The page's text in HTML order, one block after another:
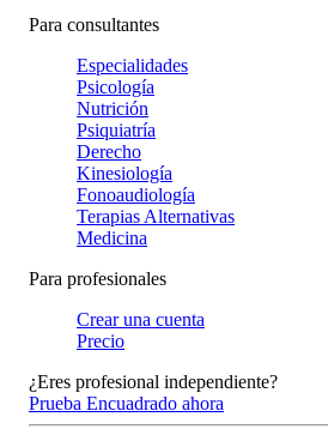
Para consultantes
Especialidades
Psicología
Nutrición
Psiquiatría
Derecho
Kinesiología
Fonoaudiología
Terapias Alternativas
Medicina
Para profesionales
Crear una cuenta
Precio
¿Eres profesional independiente?
Prueba Encuadrado ahora